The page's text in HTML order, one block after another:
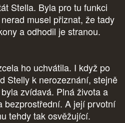
Stella. Byla pro tu funkci
musel přiznat, že tady
a odhodil je stranou.
ho uchvátila. I když po
Stelly k nerozeznání, stejně
zvídavá. Plná života a
bezprostřední. A její prvotní
tehdy tak osvěžující.